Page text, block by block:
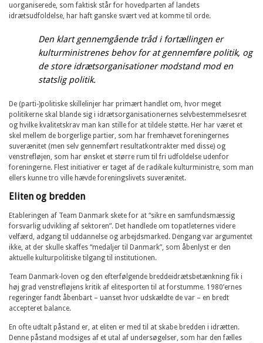
uorganiserede, som faktisk står for hovedparten af landets
idrætsudfoldelse, har haft ganske svært ved at komme til orde.
Den klart gennemgående tråd i fortællingen er
kulturministrenes behov for at gennemføre politik, og
de store idrætsorganisationer modstand mod en
statslig politik.
De (parti-)politiske skillelinjer har primært handlet om, hvor meget
politikerne skal blande sig i idrætsorganisationernes selvbestemmelsesret
og hvilke kvalitetskrav man kan stille for at tildele støtte. Her har været et
skel mellem de borgerlige partier, som har fremhævet foreningernes
suverænitet (men selv gennemført resultatkontrakter med disse) og
venstrefløjen, som har ønsket et større rum til fri udfoldelse udenfor
foreningerne. Flest initiativer er taget af de radikale kulturministre, som man
ellers kunne tro ville hævde foreningslivets suverænitet.
Eliten og bredden
Etableringen af Team Danmark skete for at “sikre en samfundsmæssig
forsvarlig udvikling af sektoren”. Det handlede om topatleternes videre
velfærd, adgang til uddannelse og arbejdsmarked. Dengang var argumentet
ikke, at der skulle skaffes “medaljer til Danmark”, som åbenlyst er den
aktuelle kulturpolitiske tilgang til institutionen.
Team Danmark-loven og den efterfølgende breddeidrætsbetænkning fik i
høj grad venstrefløjens kritik af elitesporten til at forstumme. 1980’ernes
regeringer fandt åbenbart – uanset hvor udskældte de var – en bredt
accepteret balance.
En ofte udtalt påstand er, at eliten er med til at skabe bredden i idrætten.
Denne påstand modsiges af et utal af undersøgelser, som har den fælles